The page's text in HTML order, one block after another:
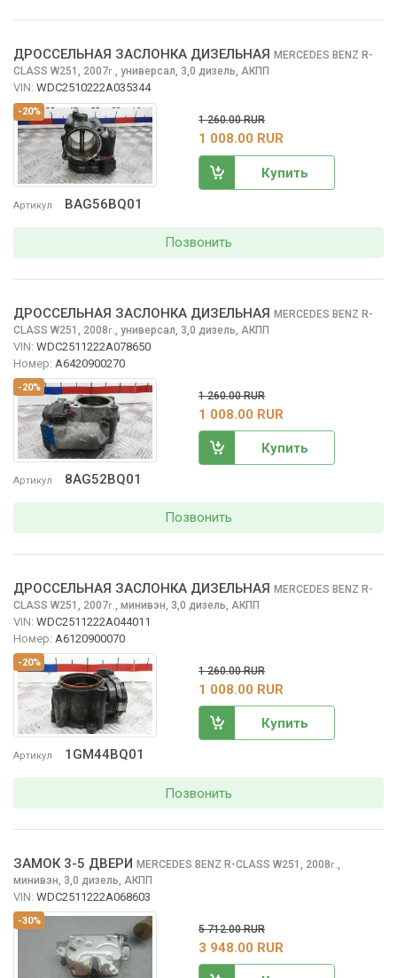
-20%
Артикул BAG56BQ01
ДРОССЕЛЬНАЯ ЗАСЛОНКА ДИЗЕЛЬНАЯ
MERCEDES BENZ R-
CLASS W251, 2007г., универсал, 3,0 дизель, АКПП
VIN: WDC2510222A035344
1 260.00 RUR
1 008.00 RUR
Купить
Позвонить
-20%
Артикул 8AG52BQ01
ДРОССЕЛЬНАЯ ЗАСЛОНКА ДИЗЕЛЬНАЯ MERCEDES BENZ R-
CLASS W251, 2008г. универсал, 3,0 дизель, АКПП
VIN: WDC2511222A078650
Номер: A6420900270
1 260.00 RUR
1 008.00 RUR
Купить
Позвонить
-20%
Артикул 1GM44BQ01
ДРОССЕЛЬНАЯ ЗАСЛОНКА ДИЗЕЛЬНАЯ MERCEDES BENZ R-
CLASS W251, 2007г. минивэн, 3,0 дизель, АКПП
VIN: WDC2511222A044011
Номер: A6120900070
1 260.00 RUR
1 008.00 RUR
Купить
Позвонить
-30%
ЗАМОК 3-5 ДВЕРИ MERCEDES BENZ R-CLASS W251, 2008г.
минивэн, 3,0 дизель, АКПП
VIN: WDC2511222A068603
5 712.00 RUR
3 948.00 RUR